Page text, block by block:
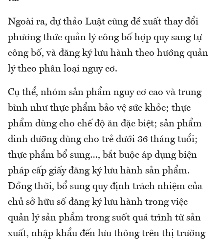
Ngoài ra, dự thảo Luật cũng đề xuất thay đổi
phương thức quản lý công bố hợp quy sang tự
công bố, và đăng ký lưu hành theo hướng quản
lý theo phân loại nguy cơ.
Cụ thể, nhóm sản phẩm nguy cơ cao và trung
bình như thực phẩm bảo vệ sức khỏe; thực
phẩm dùng cho chế độ ăn đặc biệt; sản phẩm
dinh dưỡng dùng cho trẻ dưới 36 tháng tuổi;
thực phẩm bổ sung…, bắt buộc áp dụng biện
pháp cấp giấy đăng ký lưu hành sản phẩm.
Đồng thời, bổ sung quy định trách nhiệm của
chủ sở hữu số đăng ký lưu hành trong việc
quản lý sản phẩm trong suốt quá trình từ sản
xuất, nhập khẩu đến lưu thông trên thị trường